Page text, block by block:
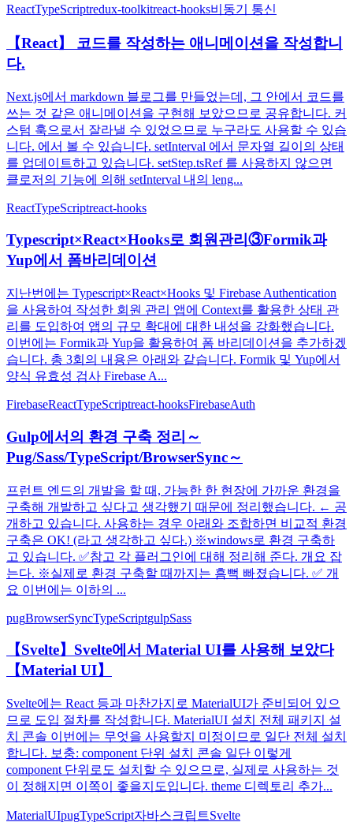
ReactTypeScriptredux-toolkitreact-hooks비동기 통신
【React】 코드를 작성하는 애니메이션을 작성합니
다.
Next.js에서 markdown 블로그를 만들었는데, 그 안에서 코드를
쓰는 것 같은 애니메이션을 구현해 보았으므로 공유합니다. 커
스텀 훅으로서 잘라낼 수 있었으므로 누구라도 사용할 수 있습
니다. 에서 볼 수 있습니다. setInterval 에서 문자열 길이의 상태
를 업데이트하고 있습니다. setStep.tsRef 를 사용하지 않으면
클로저의 기능에 의해 setInterval 내의 leng...
ReactTypeScriptreact-hooks
Typescript×React×Hooks로 회원관리③Formik과
Yup에서 폼바리데이션
지난번에는 Typescript×React×Hooks 및 Firebase Authentication
을 사용하여 작성한 회원 관리 앱에 Context를 활용한 상태 관
리를 도입하여 앱의 규모 확대에 대한 내성을 강화했습니다.
이번에는 Formik과 Yup을 활용하여 폼 바리데이션을 추가하겠
습니다. 총 3회의 내용은 아래와 같습니다. Formik 및 Yup에서
양식 유효성 검사 Firebase A...
FirebaseReactTypeScriptreact-hooksFirebaseAuth
Gulp에서의 환경 구축 정리～
Pug/Sass/TypeScript/BrowserSync～
프런트 엔드의 개발을 할 때, 가능한 한 현장에 가까운 환경을
구축해 개발하고 싶다고 생각했기 때문에 정리했습니다. ← 공
개하고 있습니다. 사용하는 경우 아래와 조합하면 비교적 환경
구축은 OK! (라고 생각하고 싶다.) ※windows로 환경 구축하
고 있습니다. ✅참고 각 플러그인에 대해 정리해 준다. 개요 잡
는다. ※실제로 환경 구축할 때까지는 흠뻑 빠졌습니다. ✅ 개
요 이번에는 이하의 ...
pugBrowserSyncTypeScriptgulpSass
【Svelte】Svelte에서 Material UI를 사용해 보았다
【Material UI】
Svelte에는 React 등과 마찬가지로 MaterialUI가 준비되어 있으
므로 도입 절차를 작성합니다. MaterialUI 설치 전체 패키지 설
치 콘솔 이번에는 무엇을 사용할지 미정이므로 일단 전체 설치
합니다. 보충: component 단위 설치 콘솔 일단 이렇게
component 단위로도 설치할 수 있으므로, 실제로 사용하는 것
이 정해지면 이쪽이 좋을지도입니다. theme 디렉토리 추가...
MaterialUIpugTypeScript자바스크립트Svelte